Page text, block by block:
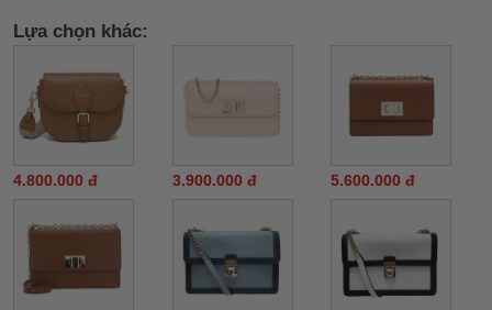
Lựa chọn khác:
4.800.000 đ 3.900.000 đ 5.600.000 đ